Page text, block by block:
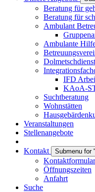
Beratung für
Beratung für
Ambulant
Ambulante
Dolmetschdienst
IFD
KAoA-
Suchtberatung
Wohnstätten
Veranstaltungen
Stellenangebote
Kontakt Submenu for
Kontaktformular
Öffnungszeiten
Anfahrt
Suche